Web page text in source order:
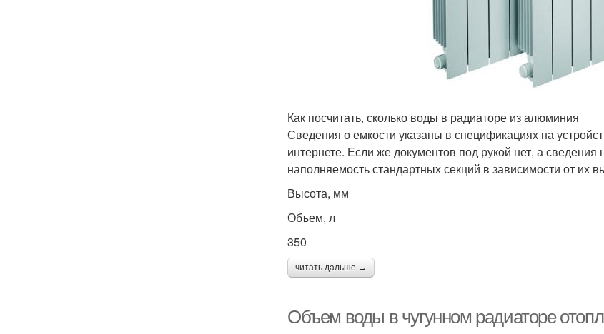
Как посчитать, сколько воды в радиаторе из алюминия
Сведения о емкости указаны в спецификациях на
интернете. Если же документов под рукой нет, а
наполняемость стандартных секций в зависимости от их
Высота, мм
Объем, л
350
читать дальше →
Объем воды в чугунном радиаторе